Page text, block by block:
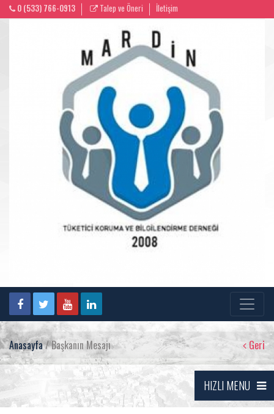
0 (533) 766-0913 Talep ve Öneri İletişim
Anasayfa/ Başkanın Mesajı Geri
HIZLI MENU